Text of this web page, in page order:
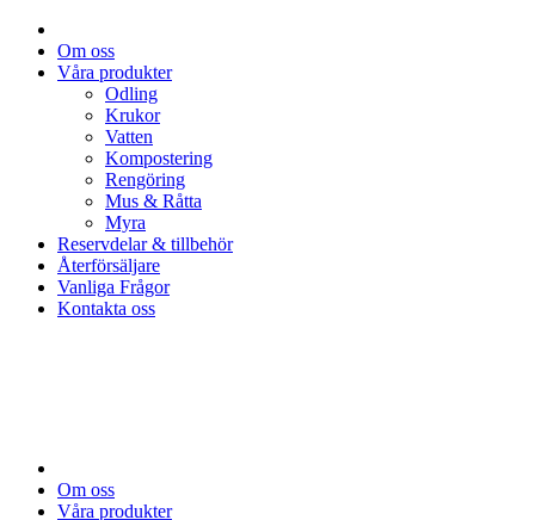
Om oss
Våra produkter
Odling
Krukor
Vatten
Kompostering
Rengöring
Mus & Råtta
Myra
Reservdelar & tillbehör
Återförsäljare
Vanliga Frågor
Kontakta oss
Om oss
Våra produkter